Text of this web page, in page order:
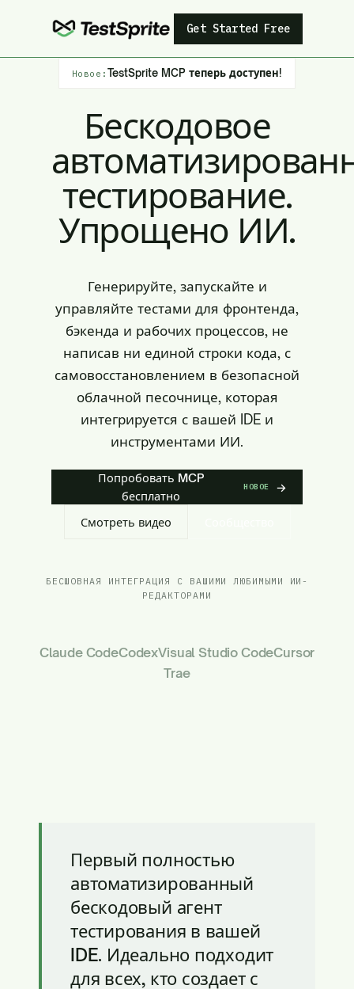
Get Started Free
Новое:TestSprite MCP теперь доступен!
Бескодовое
тестирование.
Упрощено ИИ.
Генерируйте, запускайте и
управляйте тестами для фронтенда,
бэкенда и рабочих процессов, не
написав ни единой строки кода, с
самовосстановлением в безопасной
облачной песочнице, которая
интегрируется с вашей IDE и
инструментами ИИ.
Попробовать MCP
бесплатно
НОВОЕ →
Смотреть видео
БЕСШОВНАЯ ИНТЕГРАЦИЯ С ВАШИМИ ЛЮБИМЫМИ ИИ-
РЕДАКТОРАМИ
Claude CodeCodexVisual Studio CodeCursor
Trae
Первый полностью
автоматизированный
бескодовый агент
тестирования в вашей
IDE. Идеально подходит
для всех, кто создает с